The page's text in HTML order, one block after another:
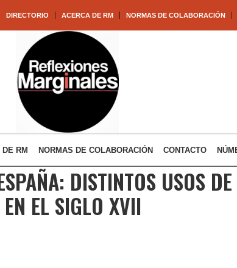
DIRECTORIO ACERCA DE RM NORMAS DE COLABORACIÓN
RM NORMAS DE COLABORACIÓN CONTACTO
DISTINTOS USOS
EL SIGLO XVII